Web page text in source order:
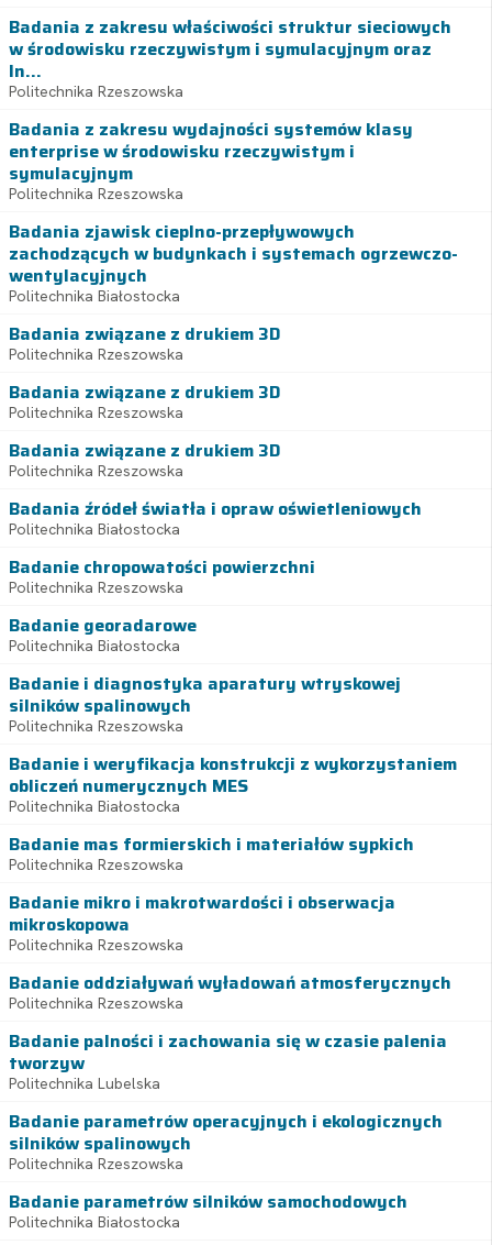
Badania z zakresu właściwości struktur sieciowych
w środowisku rzeczywistym i symulacyjnym oraz
In...
Politechnika Rzeszowska
Badania z zakresu wydajności systemów klasy
enterprise w środowisku rzeczywistym i
symulacyjnym
Politechnika Rzeszowska
Badania zjawisk cieplno-przepływowych
zachodzących w budynkach i systemach ogrzewczo-
wentylacyjnych
Politechnika Białostocka
Badania związane z drukiem 3D
Politechnika Rzeszowska
Badania związane z drukiem 3D
Politechnika Rzeszowska
Badania związane z drukiem 3D
Politechnika Rzeszowska
Badania źródeł światła i opraw oświetleniowych
Politechnika Białostocka
Badanie chropowatości powierzchni
Politechnika Rzeszowska
Badanie georadarowe
Politechnika Białostocka
Badanie i diagnostyka aparatury wtryskowej
silników spalinowych
Politechnika Rzeszowska
Badanie i weryfikacja konstrukcji z wykorzystaniem
obliczeń numerycznych MES
Politechnika Białostocka
Badanie mas formierskich i materiałów sypkich
Politechnika Rzeszowska
Badanie mikro i makrotwardości i obserwacja
mikroskopowa
Politechnika Rzeszowska
Badanie oddziaływań wyładowań atmosferycznych
Politechnika Rzeszowska
Badanie palności i zachowania się w czasie palenia
tworzyw
Politechnika Lubelska
Badanie parametrów operacyjnych i ekologicznych
silników spalinowych
Politechnika Rzeszowska
Badanie parametrów silników samochodowych
Politechnika Białostocka